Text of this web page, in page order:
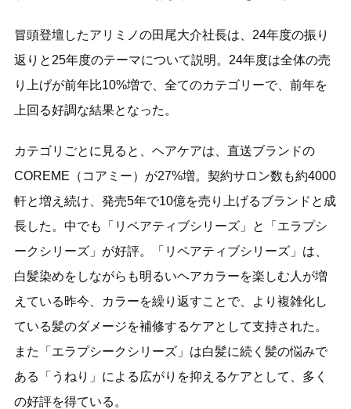
冒頭登壇したアリミノの田尾大介社長は、24年度の振り
返りと25年度のテーマについて説明。24年度は全体の売
り上げが前年比10%増で、全てのカテゴリーで、前年を
上回る好調な結果となった。
カテゴリごとに見ると、ヘアケアは、直送ブランドの
COREME（コアミー）が27%増。契約サロン数も約4000
軒と増え続け、発売5年で10億を売り上げるブランドと成
長した。中でも「リペアティブシリーズ」と「エラプシ
ークシリーズ」が好評。「リペアティブシリーズ」は、
白髪染めをしながらも明るいヘアカラーを楽しむ人が増
えている昨今、カラーを繰り返すことで、より複雑化し
ている髪のダメージを補修するケアとして支持された。
また「エラプシークシリーズ」は白髪に続く髪の悩みで
ある「うねり」による広がりを抑えるケアとして、多く
の好評を得ている。